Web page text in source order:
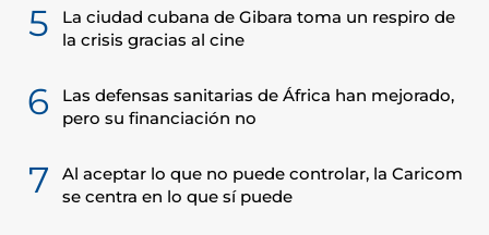
5
La ciudad cubana de Gibara toma un respiro de
la crisis gracias al cine
6
Las defensas sanitarias de África han mejorado,
pero su financiación no
7
Al aceptar lo que no puede controlar, la Caricom
se centra en lo que sí puede